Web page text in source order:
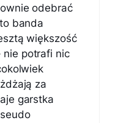
odebrać
banda
większość
nie potrafi nic
za
garstka